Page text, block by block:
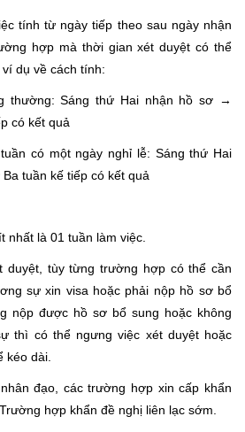
tính từ ngày tiếp theo sau ngày nhận
hợp mà thời gian xét duyệt có thể
dụ về cách tính:
Sáng thứ Hai nhận hồ sơ →
có kết quả
có một ngày nghỉ lễ: Sáng thứ Hai
tuần kế tiếp có kết quả
là 01 tuần làm việc.
tùy từng trường hợp có thể cần
sự xin visa hoặc phải nộp hồ sơ bổ
nộp được hồ sơ bổ sung hoặc không
thì có thể ngưng việc xét duyệt hoặc
kéo dài.
đạo, các trường hợp xin cấp khẩn
hợp khẩn đề nghị liên lạc sớm.